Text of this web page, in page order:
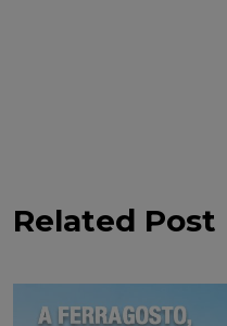
Related Post